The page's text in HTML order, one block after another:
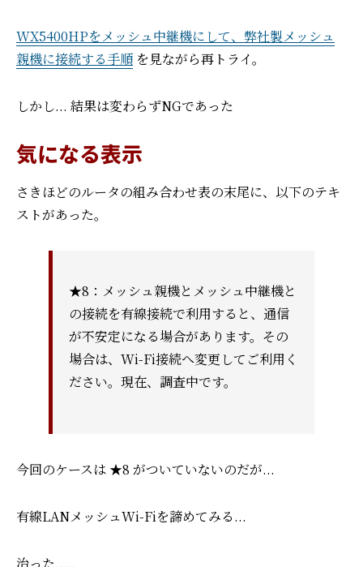
WX5400HPをメッシュ中継機にして、弊社製メッシュ
親機に接続する手順 を見ながら再トライ。
しかし... 結果は変わらずNGであった
気になる表示
さきほどのルータの組み合わせ表の末尾に、以下のテキ
ストがあった。
★8：メッシュ親機とメッシュ中継機と
の接続を有線接続で利用すると、通信
が不安定になる場合があります。その
場合は、Wi-Fi接続へ変更してご利用く
ださい。現在、調査中です。
今回のケースは ★8 がついていないのだが...
有線LANメッシュWi-Fiを諦めてみる...
治った.....